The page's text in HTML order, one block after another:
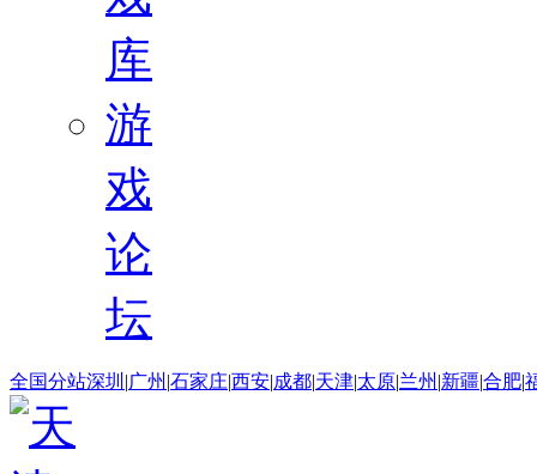
库
游
戏
论
坛
全国分站深圳 |广州 |石家庄|西安|成都|天津|太原|兰州 |新疆|合肥|